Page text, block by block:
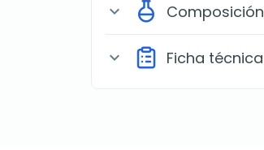
expand_more Composición
expand_more Ficha técnica